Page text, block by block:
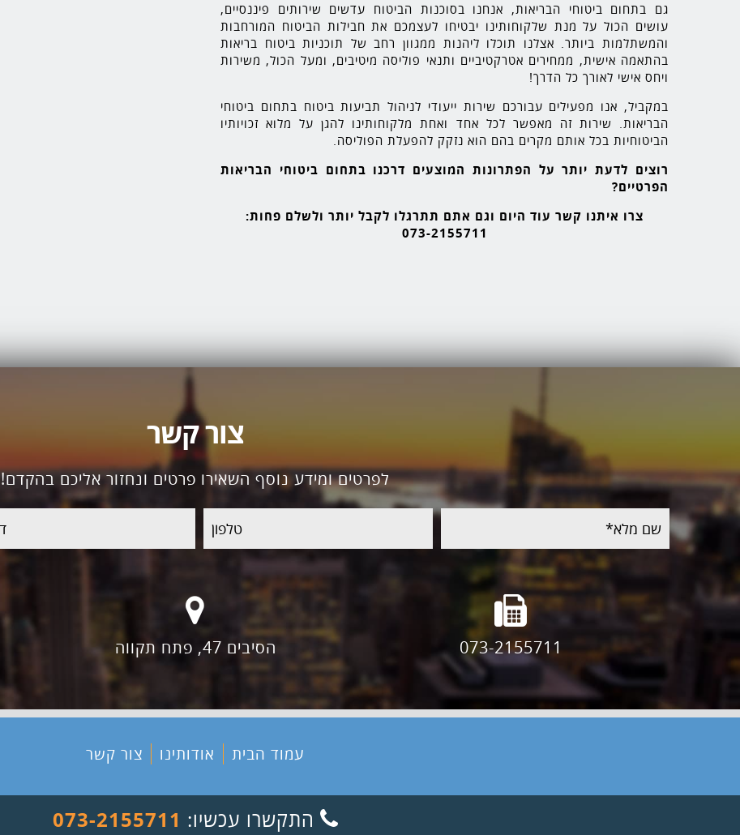
גם בתחום ביטוחי הבריאות, אנחנו בסוכנות הביטוח עדשים שירותים פיננסיים,
עושים הכול על מנת שלקוחותינו יבטיחו לעצמכם את חבילות הביטוח המורחבות
והמשתלמות ביותר. אצלנו תוכלו ליהנות ממגוון רחב של תוכניות ביטוח בריאות
בהתאמה אישית, ממחירים אטרקטיביים ותנאי פוליסה מיטיבים, ומעל הכול, משירות
ויחס אישי לאורך כל הדרך!
במקביל, אנו מפעילים עבורכם שירות ייעודי לניהול תביעות ביטוח בתחום ביטוחי
הבריאות. שירות זה מאפשר לכל אחד ואחת מלקוחותינו להגן על מלוא זכויותיו
הביטוחיות בכל אותם מקרים בהם הוא נזקק להפעלת הפוליסה.
רוצים לדעת יותר על הפתרונות המוצעים דרכנו בתחום ביטוחי הבריאות
הפרטיים?
צרו איתנו קשר עוד היום וגם אתם תתרגלו לקבל יותר ולשלם פחות:
073-2155711
צור קשר
לפרטים ומידע נוסף השאירו פרטים ונחזור אליכם בהקדם!
שם
מלא
טלפון
073-2155711 הסיבים 47, פתח תקווה
עמוד הבית אודותינו צור קשר
התקשרו עכשיו: 073-2155711התקשר